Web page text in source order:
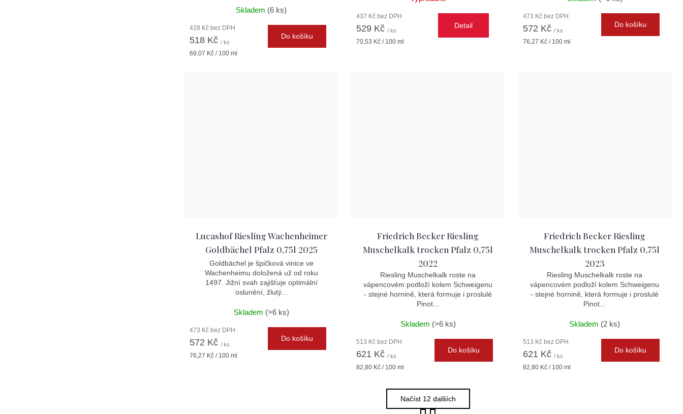
Skladem (6 ks)
428 Kč bez DPH
518 Kč / ks
Měrná
69,07 Kč / 100 ml
Do košíku
437 Kč bez DPH
529 Kč / ks
Měrná
70,53 Kč / 100 ml
Detail
473 Kč bez DPH
572 Kč / ks
Měrná
76,27 Kč / 100 ml
Do košíku
Lucashof Riesling Wachenheimer
Goldbächel Pfalz 0,75l 2025
Goldbächel je špičková vinice ve
Wachenheimu doložená už od roku
1497. Jižní svah zajišťuje optimální
oslunění, žlutý...
Skladem (>6 ks)
473 Kč bez DPH
572 Kč / ks
Měrná
76,27 Kč / 100 ml
Do košíku
Friedrich Becker Riesling
Muschelkalk trocken Pfalz 0,75l
2022
Riesling Muschelkalk roste na
vápencovém podloží kolem Schweigenu
- stejné hornině, která formuje i proslulé
Pinot...
Skladem (>6 ks)
513 Kč bez DPH
621 Kč / ks
Měrná
82,80 Kč / 100 ml
Do košíku
Friedrich Becker Riesling
Muschelkalk trocken Pfalz 0,75l
2023
Riesling Muschelkalk roste na
vápencovém podloží kolem Schweigenu
- stejné hornině, která formuje i proslulé
Pinot...
Skladem (2 ks)
513 Kč bez DPH
621 Kč / ks
Měrná
82,80 Kč / 100 ml
Do košíku
Načíst 12 dalších